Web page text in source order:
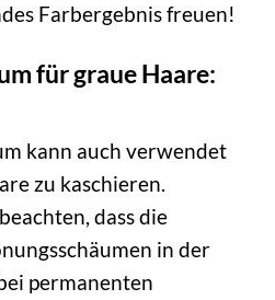
Farbergebnis freuen!
für graue Haare:
kann auch verwendet
zu kaschieren.
dass die
in der
permanenten